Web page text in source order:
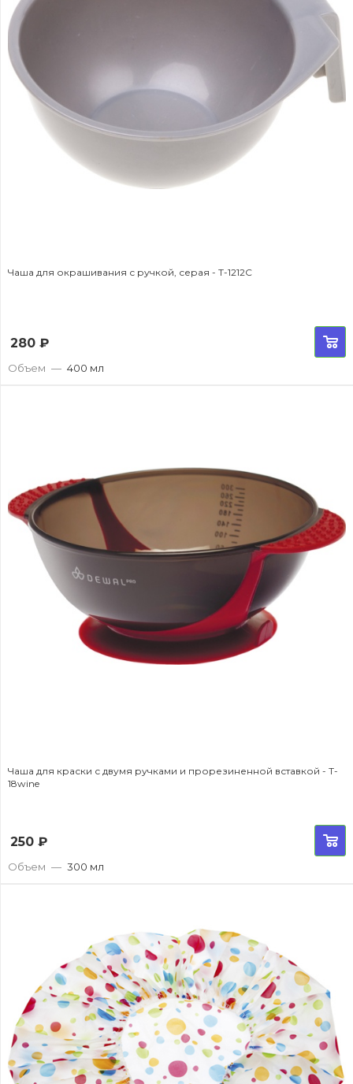
Чаша для окрашивания с ручкой, серая - T-1212С
280 ₽
Объем — 400 мл
Чаша для краски с двумя ручками и прорезиненной вставкой - T-
18wine
250 ₽
Объем — 300 мл